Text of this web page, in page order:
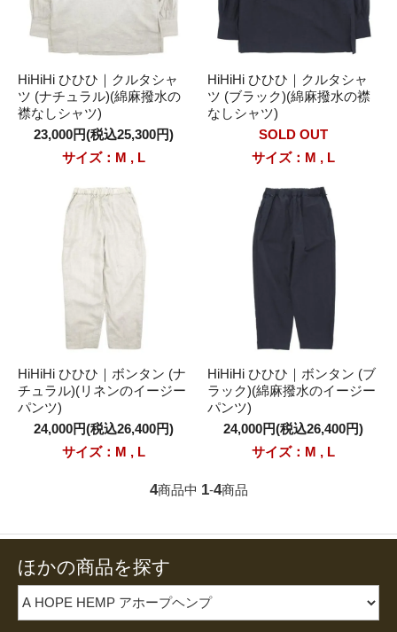
HiHiHi ひひひ｜クルタシャ
ツ (ナチュラル)(綿麻撥水の
襟なしシャツ)
23,000円(税込25,300円)
サイズ：M , L
HiHiHi ひひひ｜クルタシャ
ツ (ブラック)(綿麻撥水の襟
なしシャツ)
SOLD OUT
サイズ：M , L
HiHiHi ひひひ｜ボンタン (ナ
チュラル)(リネンのイージー
パンツ)
24,000円(税込26,400円)
サイズ：M , L
HiHiHi ひひひ｜ボンタン (ブ
ラック)(綿麻撥水のイージー
パンツ)
24,000円(税込26,400円)
サイズ：M , L
4商品中 1-4商品
ほかの商品を探す